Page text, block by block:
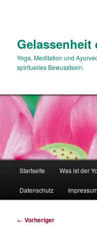
Gelassenheit
Yoga, Meditation und
spirituelles Bewusstsein.
Startseite Was ist der
Datenschutz Impressum
Beitragsnavigation
← Vorheriger